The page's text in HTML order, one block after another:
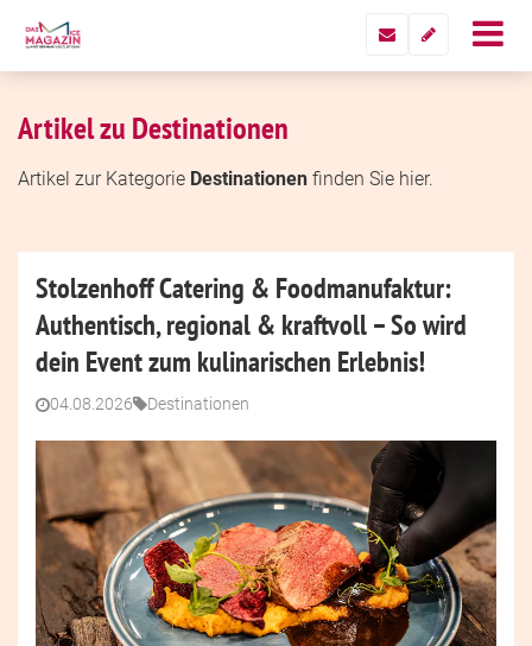
Artikel zu Destinationen
Artikel zur Kategorie Destinationen finden Sie hier.
Stolzenhoff Catering & Foodmanufaktur:
Authentisch, regional & kraftvoll – So wird
dein Event zum kulinarischen Erlebnis!
04.08.2026 Destinationen